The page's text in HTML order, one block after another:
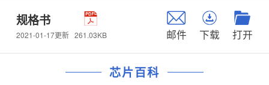
规格书
2021-01-17更新 261.03KB 邮件 下载 打开
芯片百科